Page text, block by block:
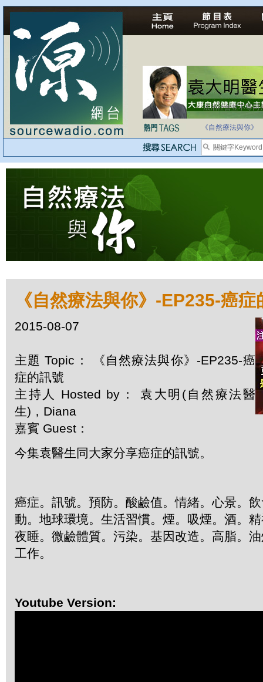
法治社會並不等同
《自然療法與你》
《自然療法與你》-EP235-癌症
2015-08-07
主題 Topic： 《自然療法與你》-EP235-癌
症的訊號
主持人 Hosted by： 袁大明(自然療法醫
生)，Diana
嘉賓 Guest：
今集袁醫生同大家分享癌症的訊號。
癌症。訊號。預防。酸鹼值。情緒。心景。
動。地球環境。生活習慣。煙。吸煙。酒。
夜睡。微鹼體質。污染。基因改造。高脂。
工作。
Youtube Version: